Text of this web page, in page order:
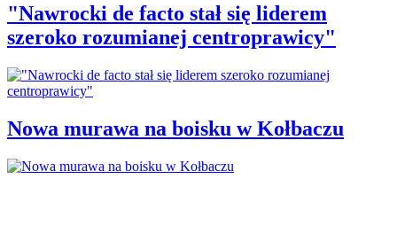
"Nawrocki de facto stał się liderem
szeroko rozumianej centroprawicy"
Nowa murawa na boisku w Kołbaczu